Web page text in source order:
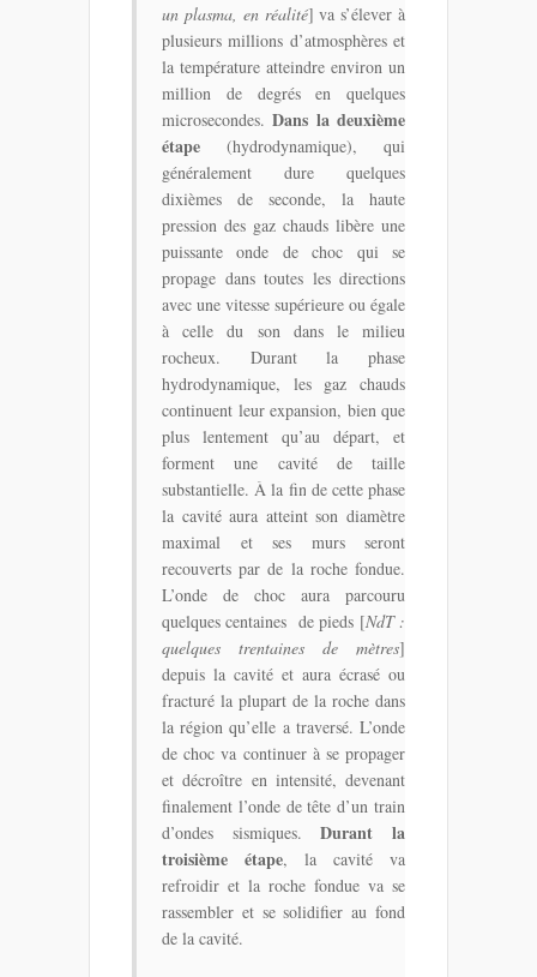
un plasma, en réalité] va s’élever à
plusieurs millions d’atmosphères et
la température atteindre environ un
million de degrés en quelques
microsecondes.Dans la deuxième
étape (hydrodynamique), qui
généralement dure quelques
dixièmes de seconde, la haute
pression des gaz chauds libère une
puissante onde de choc qui se
propage dans toutes les directions
avec une vitesse supérieure ou égale
à celle du son dans le milieu
rocheux. Durant la phase
hydrodynamique, les gaz chauds
continuent leur expansion, bien que
plus lentement qu’au départ, et
forment une cavité de taille
substantielle. À la fin de cette phase
la cavité aura atteint son diamètre
maximal et ses murs seront
recouverts par de la roche fondue.
L’onde de choc aura parcouru
quelques centaines de pieds [NdT :
quelques trentaines de mètres]
depuis la cavité et aura écrasé ou
fracturé la plupart de la roche dans
la région qu’elle a traversé. L’onde
de choc va continuer à se propager
et décroître en intensité, devenant
finalement l’onde de tête d’un train
d’ondes sismiques.Durant la
troisième étape, la cavité va
refroidir et la roche fondue va se
rassembler et se solidifier au fond
de la cavité.